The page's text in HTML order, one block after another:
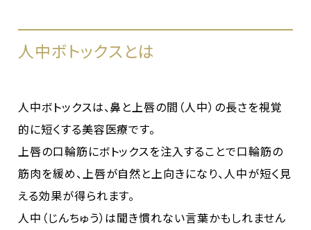
人中ボトックスとは
人中ボトックスは、鼻と上唇の間（人中）の長さを視覚
的に短くする美容医療です。
上唇の口輪筋にボトックスを注入することで口輪筋の
筋肉を緩め、上唇が自然と上向きになり、人中が短く見
える効果が得られます。
人中（じんちゅう）は聞き慣れない言葉かもしれません